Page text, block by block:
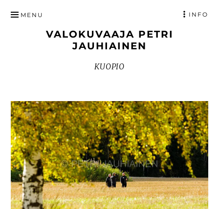
SISÄLTÖÖN
VALOKUVAAJA PETRI
JAUHIAINEN
KUOPIO
MENU INFO